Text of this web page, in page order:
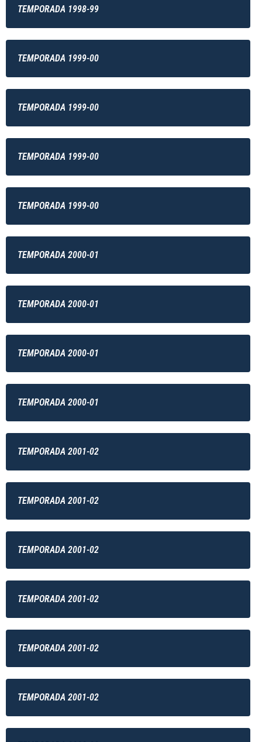
TEMPORADA 1998-99
TEMPORADA 1999-00
TEMPORADA 1999-00
TEMPORADA 1999-00
TEMPORADA 1999-00
TEMPORADA 2000-01
TEMPORADA 2000-01
TEMPORADA 2000-01
TEMPORADA 2000-01
TEMPORADA 2001-02
TEMPORADA 2001-02
TEMPORADA 2001-02
TEMPORADA 2001-02
TEMPORADA 2001-02
TEMPORADA 2001-02